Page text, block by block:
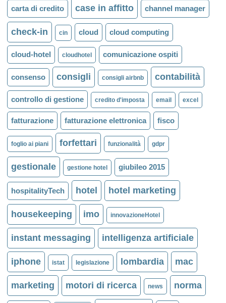
carta di credito case in affitto channel manager
check-in cin cloud cloud computing
cloud-hotel cloudhotel comunicazione ospiti
consenso consigli consigli airbnb contabilità
controllo di gestione credito d'imposta email excel
fatturazione fatturazione elettronica fisco
foglio ai piani forfettari funzionalità gdpr
gestionale gestione hotel giubileo 2015
hospitalityTech hotel hotel marketing
housekeeping imo innovazioneHotel
instant messaging intelligenza artificiale
iphone istat legislazione lombardia mac
marketing motori di ricerca news norma